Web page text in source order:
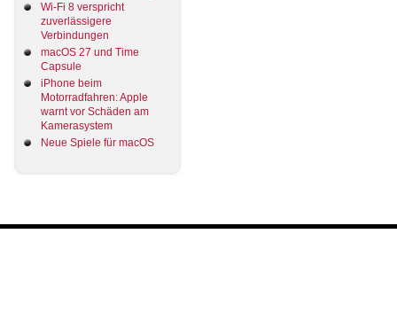
Wi-Fi 8 verspricht
zuverlässigere
Verbindungen
macOS 27 und Time
Capsule
iPhone beim
Motorradfahren: Apple
warnt vor Schäden am
Kamerasystem
Neue Spiele für macOS